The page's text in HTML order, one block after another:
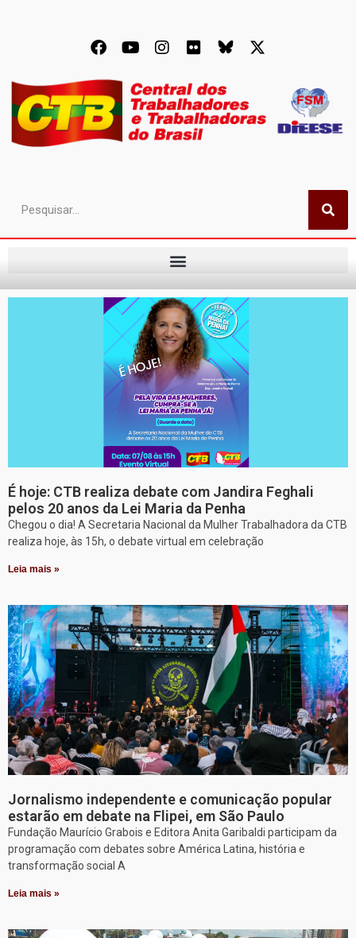
É hoje: CTB realiza debate com Jandira Feghali
pelos 20 anos da Lei Maria da Penha
Chegou o dia! A Secretaria Nacional da Mulher Trabalhadora da CTB
realiza hoje, às 15h, o debate virtual em celebração
Leia mais »
Jornalismo independente e comunicação popular
estarão em debate na Flipei, em São Paulo
Fundação Maurício Grabois e Editora Anita Garibaldi participam da
programação com debates sobre América Latina, história e
transformação social A
Leia mais »